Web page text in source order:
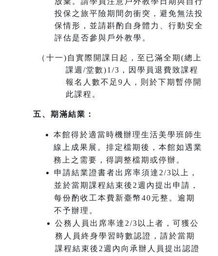
投保之旅平險期間勿衝突，避免無法投
保情形，並請斟酌自身體力、行動安全
評估是否參與戶外教學。
（十一) 自實際開課日起，至已滿全期(總上
課週/堂數)1/3，因學員退費致課程
報名人數不足9人，則於下期暫停開
此課程。
五、期滿結業：
本館得於適當時機辦理生活美學班師生
線上成果展。排定檔期後，本館如遇業
務上之需要，得調整檔期或停辦。
申請結業證書者出席率須達2/3以上，
並於當期課程結束後2週內提出申請，
每份酌收工本費新臺幣40元整。逾期
不予辦理。
公務人員出席率達2/3以上者，可獲公
務人員終身學習時數認證，請於當期
課程結束後2週內向承辦人員提出認證